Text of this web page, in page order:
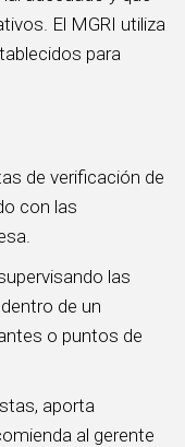
El MGRI utiliza
para
de verificación de
con las
las
de un
o puntos de
aporta
al gerente